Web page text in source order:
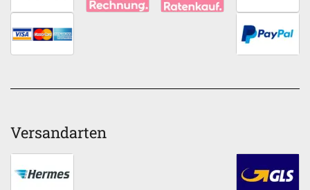
Versandarten